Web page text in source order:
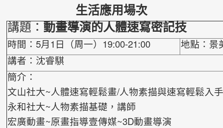
生活應用場次
講題：動畫導演的人體速寫密記技
時間：5月1日（周一）19:00-21:00
地點：景
講者：沈睿騏
簡介：
文山社大~人體速寫輕鬆畫/人物素描與速寫輕鬆入
永和社大~人物素描基礎，講師
宏廣動畫~原畫指導壹傳媒~3D動畫導演